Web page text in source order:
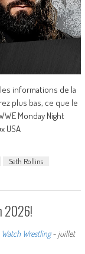
informations de la
plus bas, ce que le
Monday Night
USA
Seth Rollins
2026!
Watch Wrestling- juillet